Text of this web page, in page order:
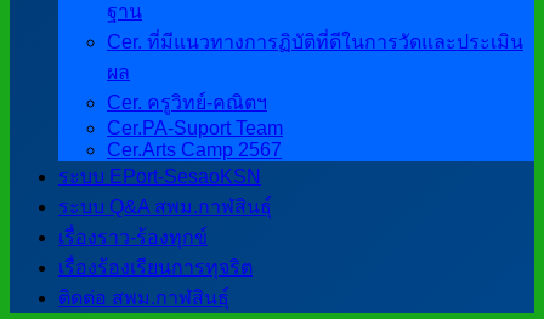
ฐาน
Cer. ที่มีแนวทางการฏิบัติที่ดีในการวัดและประเมิน
ผล
Cer. ครูวิทย์-คณิตฯ
Cer.PA-Suport Team
Cer.Arts Camp 2567
ระบบ EPort-SesaoKSN
ระบบ Q&A สพม.กาฬสินธุ์
เรื่องราว-ร้องทุกข์
เรื่องร้องเรียนการทุจริต
ติดต่อ สพม.กาฬสินธุ์